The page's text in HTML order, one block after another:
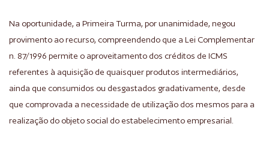
Na oportunidade, a Primeira Turma, por unanimidade, negou
provimento ao recurso, compreendendo que a Lei Complementar
n. 87/1996 permite o aproveitamento dos créditos de ICMS
referentes à aquisição de quaisquer produtos intermediários,
ainda que consumidos ou desgastados gradativamente, desde
que comprovada a necessidade de utilização dos mesmos para a
realização do objeto social do estabelecimento empresarial.